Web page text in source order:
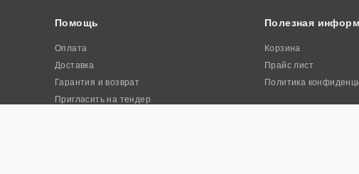
Помощь
Оплата
Доставка
Гарантия и возврат
Пригласить на тендер
Полезная
Корзина
Прайс лист
Политика